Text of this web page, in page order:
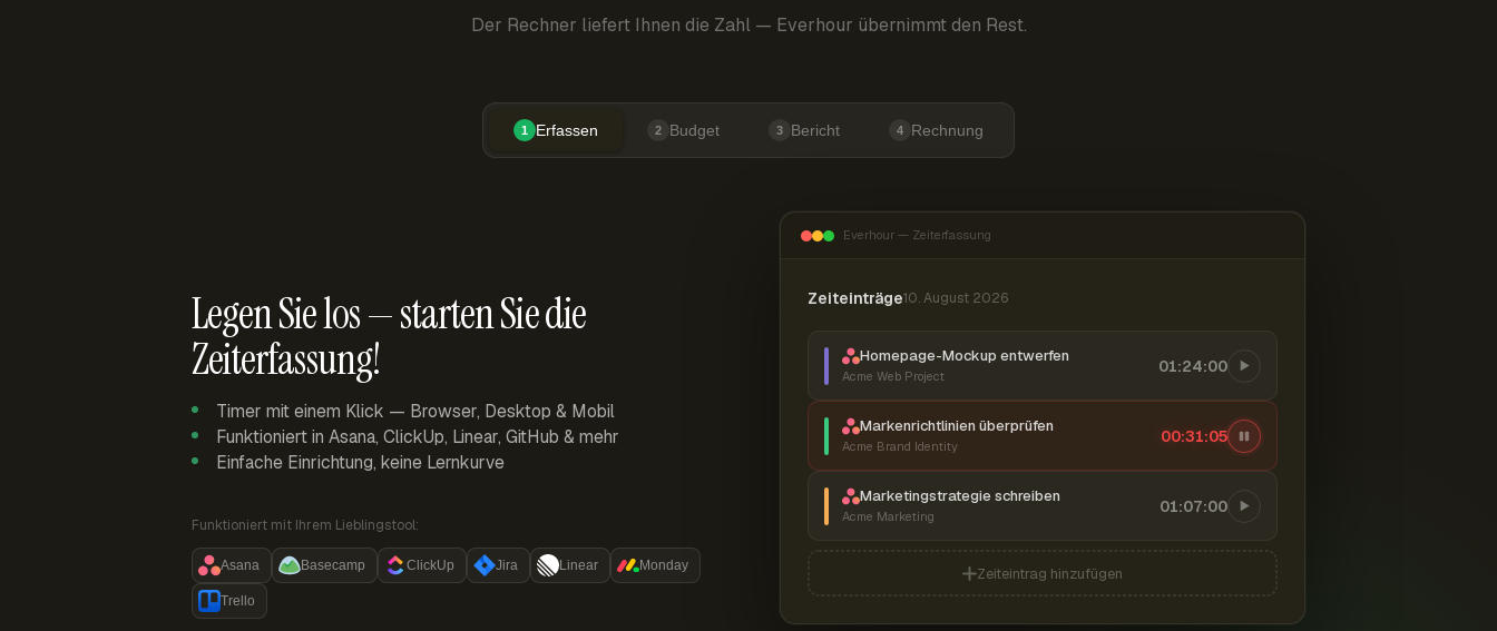
Der Rechner liefert Ihnen die Zahl — Everhour übernimmt den Rest.
1 Erfassen 2 Budget 3 Bericht 4 Rechnung
Legen Sie los — starten Sie die
Zeiterfassung!
Timer mit einem Klick — Browser, Desktop & Mobil
Funktioniert in Asana, ClickUp, Linear, GitHub & mehr
Einfache Einrichtung, keine Lernkurve
Funktioniert mit Ihrem Lieblingstool:
Asana Basecamp ClickUp Jira Linear Monday
Trello
Everhour — Zeiterfassung
Zeiteinträge10. August 2026
Homepage-Mockup entwerfen
Acme Web Project
01:24:00
Markenrichtlinien überprüfen
Acme Brand Identity
00:31:06
Marketingstrategie schreiben
Acme Marketing
01:07:00
Zeiteintrag hinzufügen